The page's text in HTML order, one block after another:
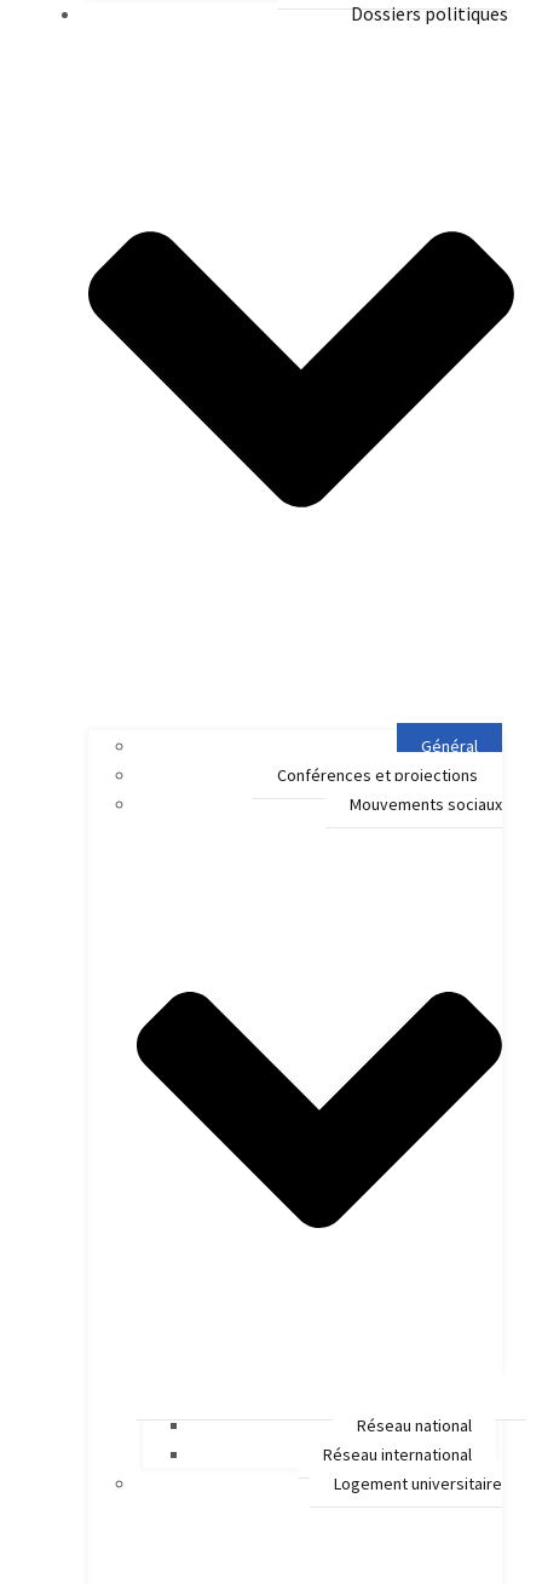
Dossiers politiques
Général
Conférences et projections
Mouvements sociaux
Réseau national
Réseau international
Logement universitaire